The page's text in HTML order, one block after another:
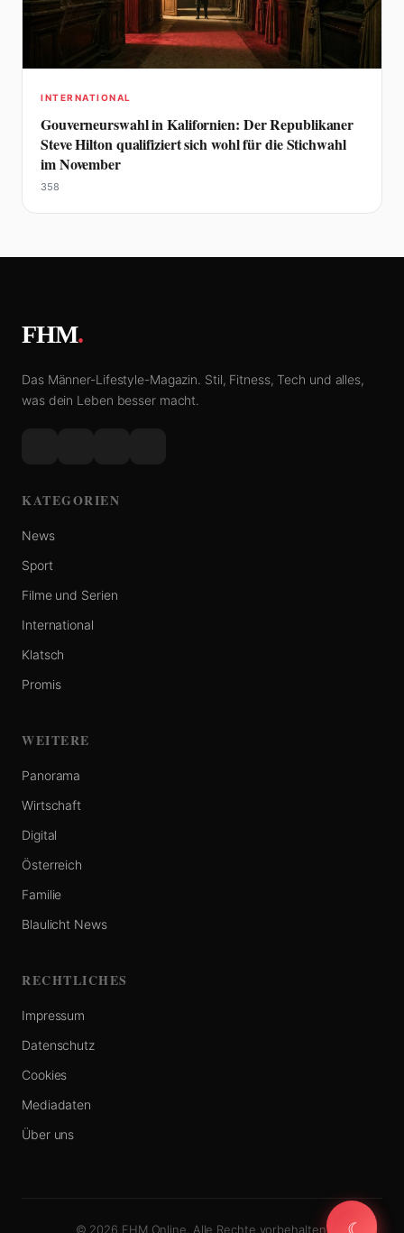
INTERNATIONAL
Gouverneurswahl in Kalifornien: Der Republikaner
Steve Hilton qualifiziert sich wohl für die Stichwahl
im November
358
FHM.
Das Männer-Lifestyle-Magazin. Stil, Fitness, Tech und alles,
was dein Leben besser macht.
KATEGORIEN
News
Sport
Filme und Serien
International
Klatsch
Promis
WEITERE
Panorama
Wirtschaft
Digital
Österreich
Familie
Blaulicht News
RECHTLICHES
Impressum
Datenschutz
Cookies
Mediadaten
Über uns
© 2026 FHM Online. Alle Rechte vorbehalten. ☾